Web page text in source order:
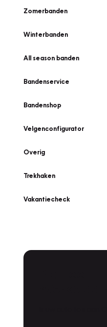
Zomerbanden
Winterbanden
All season banden
Bandenservice
Bandenshop
Velgenconfigurator
Overig
Trekhaken
Vakantiecheck